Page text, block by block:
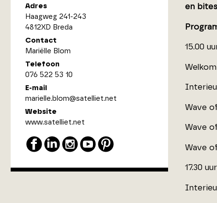
Adres
Haagweg 241-243
4812XD Breda
Contact
Mariëlle Blom
Telefoon
076 522 53 10
E-mail
marielle.blom@satelliet.net
Website
www.satelliet.net
en
15.00
Welkom
Wave
Wave
Wave
17.30 uur